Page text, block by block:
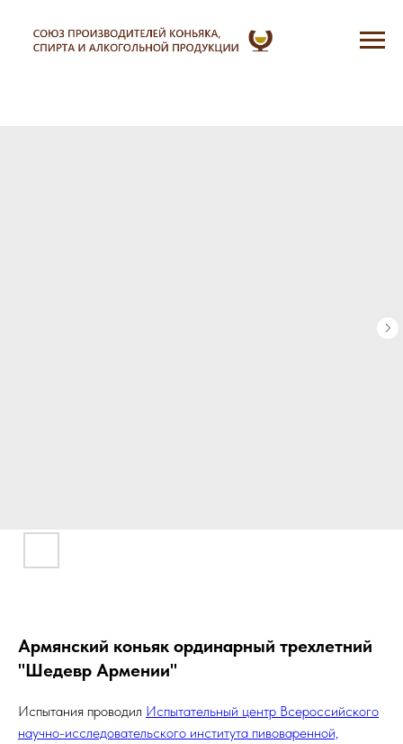
Армянский коньяк ординарный трехлетний
"Шедевр Армении"
Испытания проводил Испытательный центр Всероссийского
научно-исследовательского института пивоваренной,